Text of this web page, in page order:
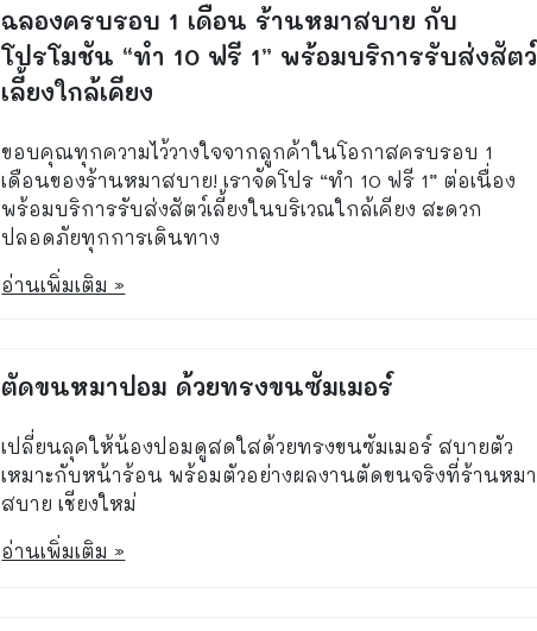
ฉลองครบรอบ 1 เดือน ร้านหมาสบาย กับ
โปรโมชัน “ทำ 10 ฟรี 1” พร้อมบริการรับส่งสัตว์
เลี้ยงใกล้เคียง
ขอบคุณทุกความไว้วางใจจากลูกค้าในโอกาสครบรอบ 1
เดือนของร้านหมาสบาย! เราจัดโปร “ทำ 10 ฟรี 1” ต่อเนื่อง
พร้อมบริการรับส่งสัตว์เลี้ยงในบริเวณใกล้เคียง สะดวก
ปลอดภัยทุกการเดินทาง
อ่านเพิ่มเติม »
ตัดขนหมาปอม ด้วยทรงขนซัมเมอร์
เปลี่ยนลุคให้น้องปอมดูสดใสด้วยทรงขนซัมเมอร์ สบายตัว
เหมาะกับหน้าร้อน พร้อมตัวอย่างผลงานตัดขนจริงที่ร้านหมา
สบาย เชียงใหม่
อ่านเพิ่มเติม »